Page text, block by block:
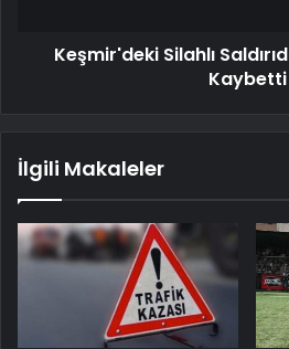
Keşmir'deki Silahlı
Kaybetti
İlgili Makaleler